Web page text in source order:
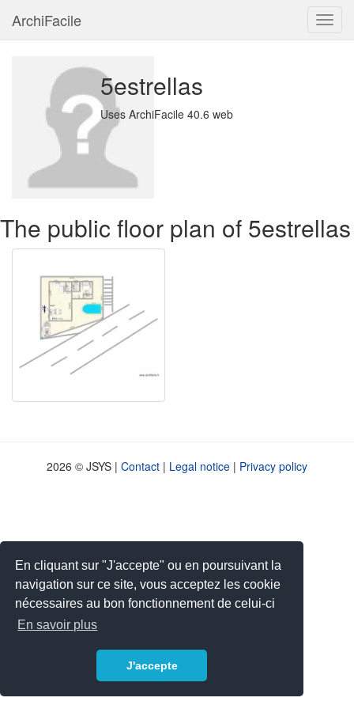
En cliquant sur "J'accepte" ou en poursuivant la
navigation sur ce site, vous acceptez les cookie
nécessaires au bon fonctionnement de celui-ci
En savoir plus
J'accepte
ArchiFacile
5estrellas
Uses ArchiFacile 40.6 web
The public floor plan of 5estrellas
2026 © JSYS | Contact | Legal notice | Privacy policy